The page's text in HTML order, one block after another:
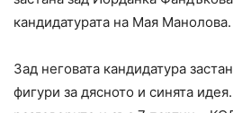
кандидатурата на Мая Манолова.
Зад неговата кандидатура
фигури за дясното и синята